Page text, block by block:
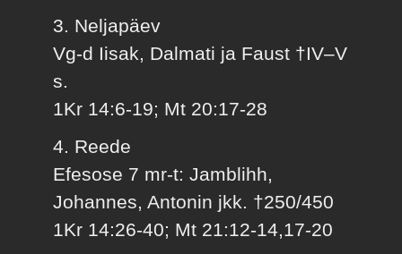
3. Neljapäev
Vg-d Iisak, Dalmati ja Faust †IV–V
s.
1Kr 14:6-19; Mt 20:17-28
4. Reede
Efesose 7 mr-t: Jamblihh,
Johannes, Antonin jkk. †250/450
1Kr 14:26-40; Mt 21:12-14,17-20